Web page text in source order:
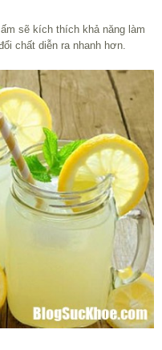
sẽ kích thích khả năng làm
chất diễn ra nhanh hơn.